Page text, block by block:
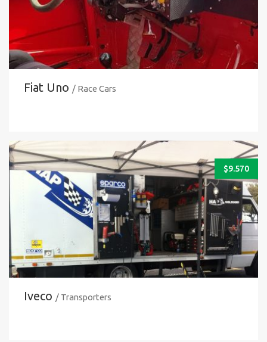
Fiat Uno / Race Cars
$9.570
Iveco / Transporters